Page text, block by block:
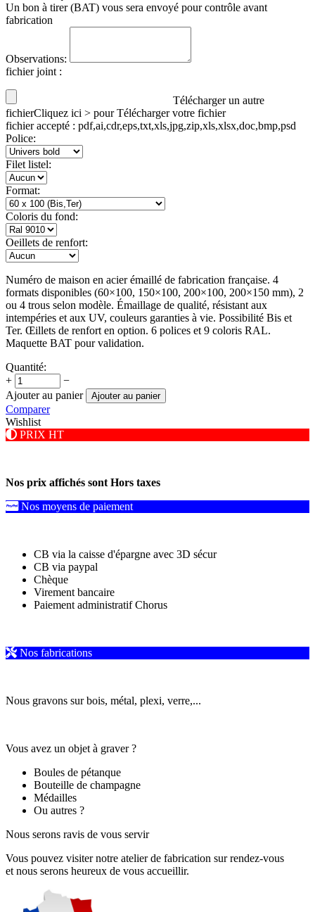
Un bon à tirer (BAT) vous sera envoyé pour contrôle avant
fabrication
Observations:
fichier joint :
Télécharger un autre
fichierCliquez ici > pour Télécharger votre fichier
fichier accepté : pdf,ai,cdr,eps,txt,xls,jpg,zip,xls,xlsx,doc,bmp,psd
Police:
Filet listel:
Format:
Coloris du fond:
Oeillets de renfort:
Numéro de maison en acier émaillé de fabrication française. 4
formats disponibles (60×100, 150×100, 200×100, 200×150 mm), 2
ou 4 trous selon modèle. Émaillage de qualité, résistant aux
intempéries et aux UV, couleurs garanties à vie. Possibilité Bis et
Ter. Œillets de renfort en option. 6 polices et 9 coloris RAL.
Maquette BAT pour validation.
Quantité:
+
−
Ajouter au panier
Ajouter au panier
Comparer
Wishlist
PRIX HT
Nos prix affichés sont Hors taxes
Nos moyens de paiement
CB via la caisse d'épargne avec 3D sécur
CB via paypal
Chèque
Virement bancaire
Paiement administratif Chorus
Nos fabrications
Nous gravons sur bois, métal, plexi, verre,...
Vous avez un objet à graver ?
Boules de pétanque
Bouteille de champagne
Médailles
Ou autres ?
Nous serons ravis de vous servir
Vous pouvez visiter notre atelier de fabrication sur rendez-vous
et nous serons heureux de vous accueillir.